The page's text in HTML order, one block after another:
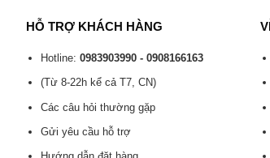
HỖ TRỢ KHÁCH HÀNG
Hotline: 0983903990 - 0908166163
(Từ 8-22h kể cả T7, CN)
Các câu hỏi thường gặp
Gửi yêu cầu hỗ trợ